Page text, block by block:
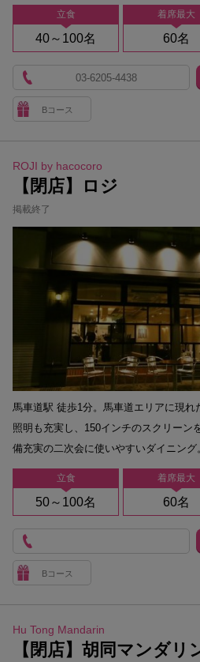
立食
40～100名
着席最大
60名
Bコース
03-6205-4438
ROJI by hacocoro
【閉店】ロジ
掲載終了
立食
50～100名
着席最大
60名
馬車道駅 徒歩1分。馬車道エリアに現れ
照明も充実し、150インチのスクリーン
備充実の二次会に使いやすいダイニング
Bコース
Hu Tong Mandarin
【閉店】胡同マンダ